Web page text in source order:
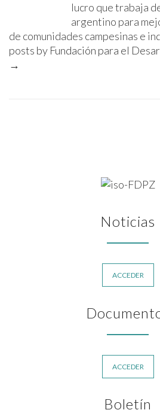
lucro que trabaja
argentino para
de comunidades campesinas e
posts by Fundación para el
→
Noticias
ACCEDER
ACCEDER
Boletín